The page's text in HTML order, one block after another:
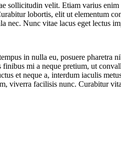
sollicitudin velit. Etiam varius
lobortis, elit ut elementum
nec. Nunc vitae lacus eget lectus
in nulla eu, posuere
mi a neque pretium, ut
et neque a, interdum iaculis
viverra facilisis nunc. Curabitur